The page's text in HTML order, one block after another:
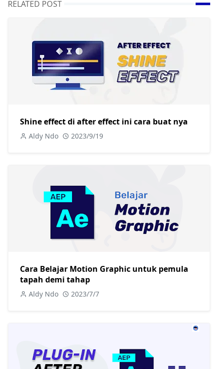
RELATED POST
Shine effect di after effect ini cara buat nya
Aldy Ndo 2023/9/19
Cara Belajar Motion Graphic untuk pemula
tapah demi tahap
Aldy Ndo 2023/7/7